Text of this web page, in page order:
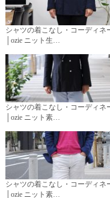
シャツの着こなし・コーディネ
│ozie ニット生…
シャツの着こなし・コーディネ
│ozie ニット素…
シャツの着こなし・コーディネ
│ozie ニット素…